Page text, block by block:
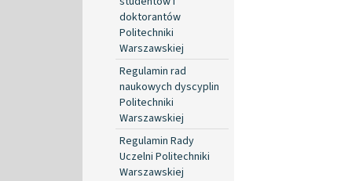
doktorantów
Politechniki
Warszawskiej
Regulamin rad
naukowych dyscyplin
Politechniki
Warszawskiej
Regulamin Rady
Uczelni Politechniki
Warszawskiej